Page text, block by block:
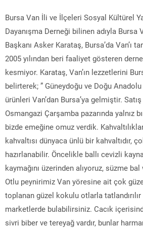
Bursa Van İli ve İlçeleri Sosyal Kültürel
Dayanışma Derneği bilinen adıyla Bursa
Başkanı Asker Karataş, Bursa’da Van’ı
2005 yılından beri faaliyet gösteren
kesmiyor. Karataş, Van’ın lezzetlerini
belirterek; ” Güneydoğu ve Doğu
ürünleri Van’dan Bursa’ya gelmiştir.
Osmangazi Çarşamba pazarında yalnız
bizde emeğine omuz verdik.
kahvaltısı dünyaca ünlü bir kahvaltıdır,
hazırlanabilir. Öncelikle ballı cevizli
kaymağını üzerinden alıyoruz, süzme
Otlu peynirimiz Van yöresine ait çok
toplanan güzel kokulu otlarla tatlandırılır
marketlerde bulabilirsiniz. Cacık
sivri biber ve tereyağ vardır, bunlar